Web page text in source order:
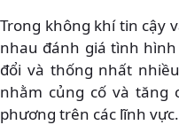
Trong không khí tin cậy
nhau đánh giá tình
đổi và thống nhất
nhằm củng cố và tăng
phương trên các lĩnh vực.